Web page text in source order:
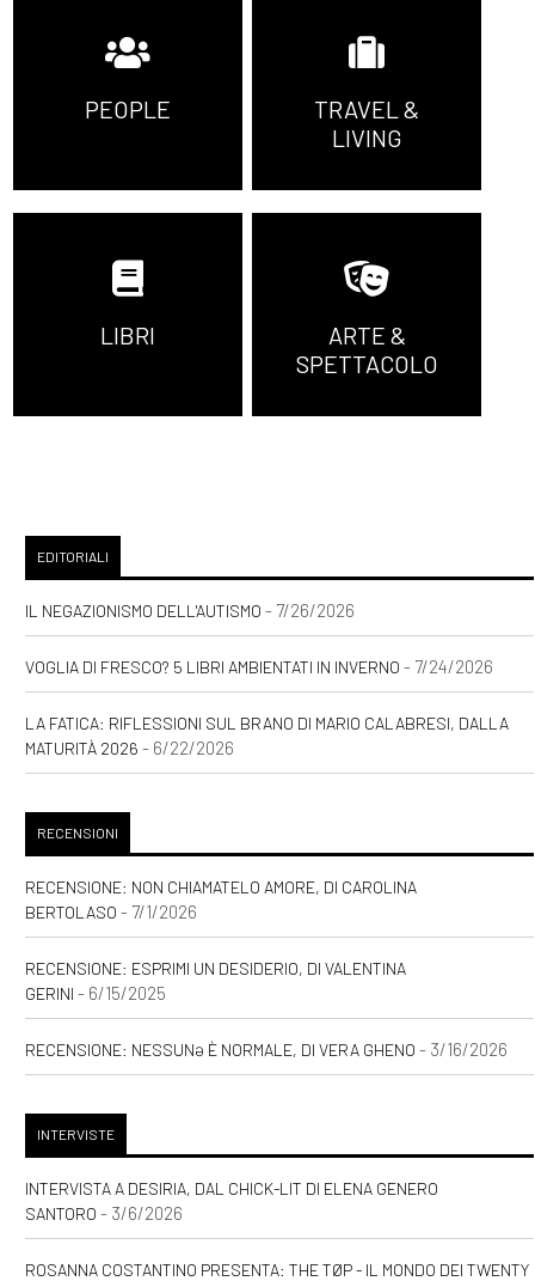
PEOPLE
TRAVEL &
LIVING
LIBRI
ARTE &
SPETTACOLO
EDITORIALI
IL NEGAZIONISMO DELL'AUTISMO - 7/26/2026
VOGLIA DI FRESCO? 5 LIBRI AMBIENTATI IN INVERNO - 7/24/2026
LA FATICA: RIFLESSIONI SUL BRANO DI MARIO CALABRESI, DALLA
MATURITÀ 2026 - 6/22/2026
RECENSIONI
RECENSIONE: NON CHIAMATELO AMORE, DI CAROLINA
BERTOLASO - 7/1/2026
RECENSIONE: ESPRIMI UN DESIDERIO, DI VALENTINA
GERINI - 6/15/2025
RECENSIONE: NESSUNƏ È NORMALE, DI VERA GHENO - 3/16/2026
INTERVISTE
INTERVISTA A DESIRIA, DAL CHICK-LIT DI ELENA GENERO
SANTORO - 3/6/2026
ROSANNA COSTANTINO PRESENTA: THE TØP - IL MONDO DEI TWENTY